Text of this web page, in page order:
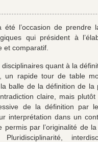
été l’occasion de prendre
qui président à
et comparatif.
quant à la
un rapide tour de table
balle de la définition de la
claire, mais
de la définition par
interprétation dans un
par l’originalité de